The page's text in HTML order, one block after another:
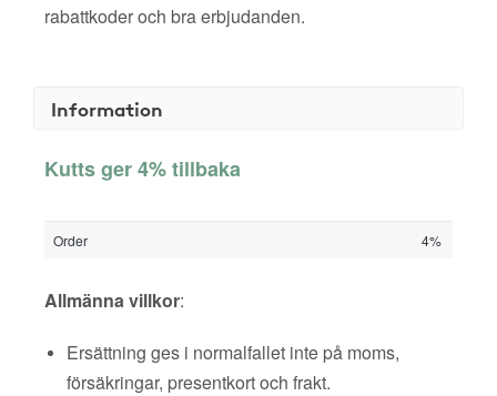
rabattkoder och bra erbjudanden.
Information
Kutts ger 4% tillbaka
Order 4%
Allmänna villkor:
Ersättning ges i normalfallet inte på moms,
försäkringar, presentkort och frakt.